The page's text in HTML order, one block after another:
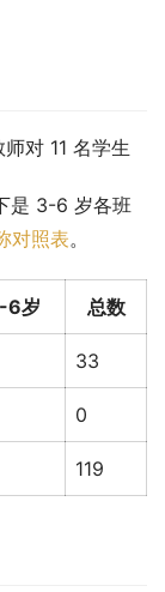
对 11 名学生
是 3-6 岁各班
对照表。
6岁 总数
33
0
119